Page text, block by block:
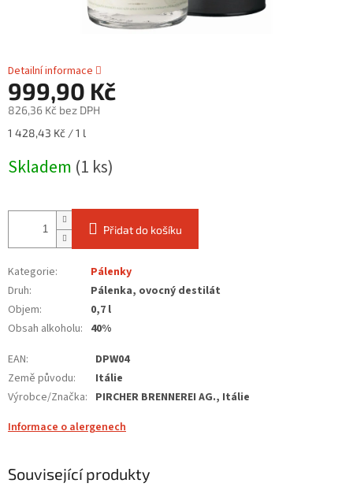
Detailní informace
999,90 Kč
826,36 Kč bez DPH
Měrná
1 428,43 Kč / 1 l
Skladem (1 ks)
Přidat do košíku
Kategorie:
Pálenky
Druh:
Pálenka, ovocný destilát
Objem:
0,7 l
Obsah alkoholu: 40%
EAN:
DPW04
Země původu:
Itálie
Výrobce/Značka: PIRCHER BRENNEREI AG., Itálie
Informace o alergenech
Související produkty